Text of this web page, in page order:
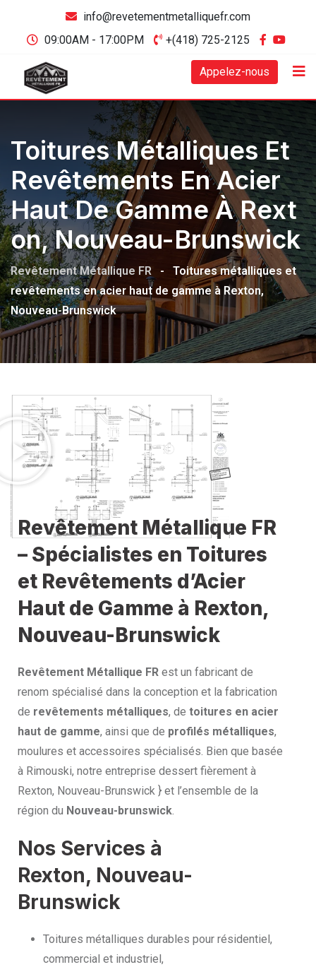
info@revetementmetalliquefr.com
09:00AM - 17:00PM
+(418) 725-2125
Appelez-nous
Toitures Métalliques Et
Revêtements En Acier
Haut De Gamme À Rext
On, Nouveau-Brunswick
Revêtement Métallique FR -
Toitures métalliques et
revêtements en acier haut de gamme à Rexton,
Nouveau-Brunswick
Revêtement Métallique FR
– Spécialistes en Toitures
et Revêtements d’Acier
Haut de Gamme à Rexton,
Nouveau-Brunswick
Revêtement Métallique FR est un fabricant de
renom spécialisé dans la conception et la fabrication
de revêtements métalliques, de toitures en acier
haut de gamme, ainsi que de profilés métalliques,
moulures et accessoires spécialisés. Bien que basée
à Rimouski, notre entreprise dessert fièrement à
Rexton, Nouveau-Brunswick } et l’ensemble de la
région du Nouveau-brunswick.
Nos Services à
Rexton, Nouveau-
Brunswick
Toitures métalliques durables pour résidentiel,
commercial et industriel,